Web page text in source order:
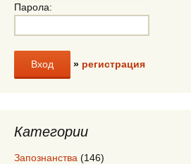
Парола:
» регистрация
Категории
Запознанства (146)